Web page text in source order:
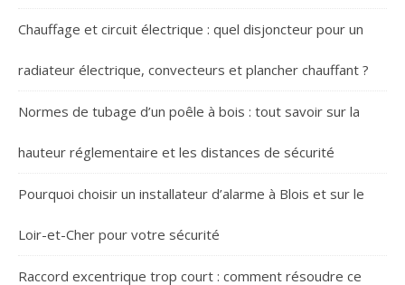
Chauffage et circuit électrique : quel disjoncteur pour un
radiateur électrique, convecteurs et plancher chauffant ?
Normes de tubage d’un poêle à bois : tout savoir sur la
hauteur réglementaire et les distances de sécurité
Pourquoi choisir un installateur d’alarme à Blois et sur le
Loir-et-Cher pour votre sécurité
Raccord excentrique trop court : comment résoudre ce